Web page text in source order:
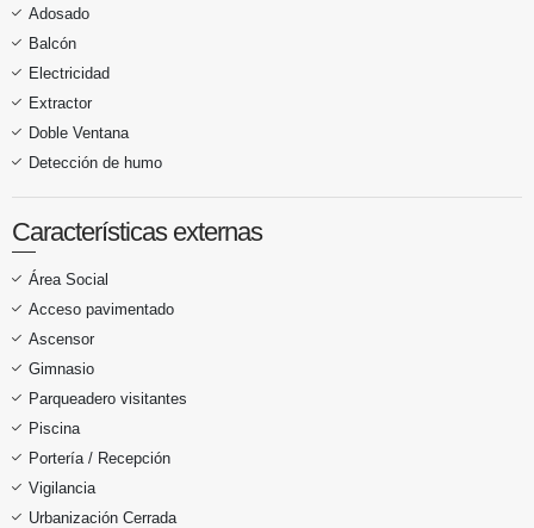
Adosado
Balcón
Electricidad
Extractor
Doble Ventana
Detección de humo
Características externas
Área Social
Acceso pavimentado
Ascensor
Gimnasio
Parqueadero visitantes
Piscina
Portería / Recepción
Vigilancia
Urbanización Cerrada